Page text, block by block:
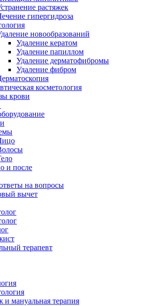
растяжек
гипергидроза
новообразований
Удаление кератом
Удаление папиллом
Удаление дерматофибромы
Удаление фибром
косметология
крови
и после
на вопросы
вычет
терапевт
и мануальная терапия